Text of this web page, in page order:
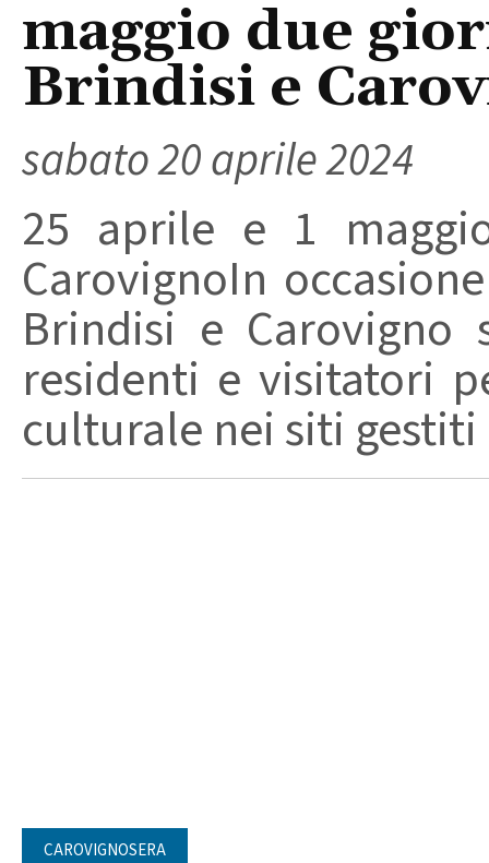
maggio due
Brindisi e
sabato 20 aprile 2024
25 aprile e 1
CarovignoIn
Brindisi e Carovigno
residenti e visitatori
culturale nei siti gestiti
CAROVIGNOSERA